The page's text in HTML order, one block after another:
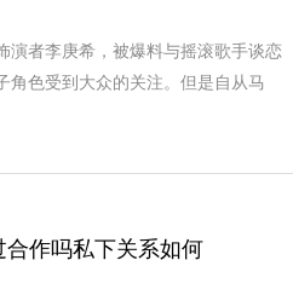
演者李庚希，被爆料与摇滚歌手谈恋
角色受到大众的关注。但是自从马
作吗私下关系如何